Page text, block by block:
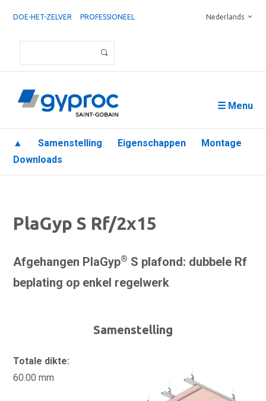
DOE-HET-ZELVER PROFESSIONEEL Nederlands
☰ Menu
▲ Samenstelling Eigenschappen
Montage
Downloads
PlaGyp S Rf/2x15
Afgehangen PlaGyp® S plafond: dubbele Rf
beplating op enkel regelwerk
Samenstelling
Totale dikte:
60.00 mm